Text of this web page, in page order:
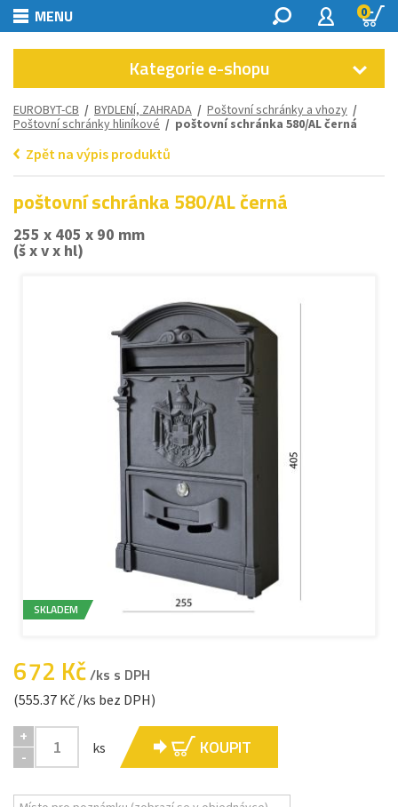
MENU 0
Kategorie e-shopu
EUROBYT-CB / BYDLENÍ, ZAHRADA / Poštovní schránky a vhozy /
Poštovní schránky hliníkové / poštovní schránka 580/AL černá
Zpět na výpis produktů
poštovní schránka 580/AL černá
255 x 405 x 90 mm
(š x v x hl)
SKLADEM
672 Kč/ks s DPH
(555.37 Kč /ks bez DPH)
+
-
ks KOUPIT